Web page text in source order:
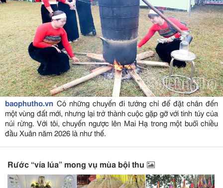
baophutho.vn Có những chuyến đi tưởng chỉ để đặt chân đến
một vùng đất mới, nhưng lại trở thành cuộc gặp gỡ với tinh túy của
núi rừng. Với tôi, chuyến ngược lên Mai Hạ trong một buổi chiều
đầu Xuân năm 2026 là như thế.
Rước “vía lúa” mong vụ mùa bội thu